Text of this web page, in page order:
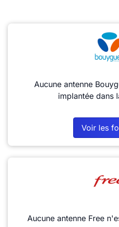
Aucune antenne
implantée dans
Voir les
Aucune antenne Free